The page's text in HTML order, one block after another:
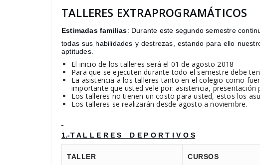
TALLERES EXTRAPROGRAMÁTICOS
Estimadas familias: Durante este segundo semestre
todas sus habilidades y destrezas, estando para ello
aptitudes.
El inicio de los talleres será el 01 de agosto 2018
Para que se ejecuten durante todo el semestre debe
La asistencia a los talleres tanto en el colegio como
importante que usted vele por: asistencia, presentación
Los talleres no tienen un costo para usted, estos los
Los talleres se realizarán desde agosto a noviembre.
1.-T A L L E R E S D E P O R T I V O S
TALLER CURSOS